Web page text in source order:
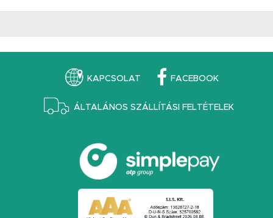
KAPCSOLAT FACEBOOK
ÁLTALÁNOS SZÁLLÍTÁSI FELTÉTELEK